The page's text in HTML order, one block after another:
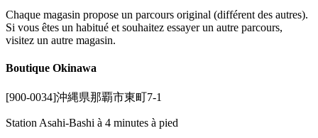
Chaque magasin propose un parcours original (différent des autres).
Si vous êtes un habitué et souhaitez essayer un autre parcours,
visitez un autre magasin.
Boutique Okinawa
[900-0034]沖縄県那覇市東町7-1
Station Asahi-Bashi à 4 minutes à pied